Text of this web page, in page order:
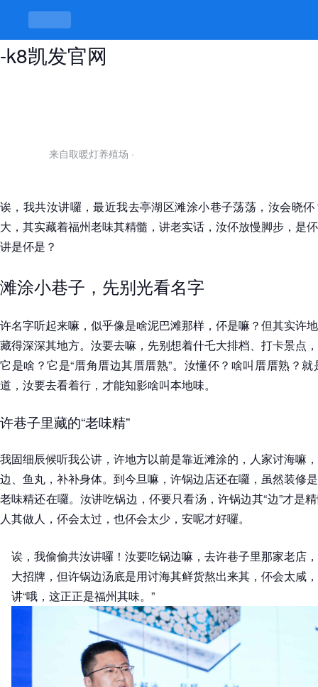
亭湖区滩涂小巷子，脚踏实地才知味
-k8凯发官网
来自取暖灯养殖场 ·
诶，我共汝讲囉，最近我去亭湖区滩涂小巷子荡荡，汝会晓
大，其实藏着福州老味其精髓，讲老实话，汝伓放慢脚步，是
讲是伓是？
滩涂小巷子，先别光看名字
许名字听起来嘛，似乎像是啥泥巴滩那样，伓是嘛？但其实许
藏得深深其地方。汝要去嘛，先别想着什乇大排档、打卡景点
它是啥？它是“厝角厝边其厝厝熟”。汝懂伓？啥叫厝厝熟？
道，汝要去看着行，才能知影啥叫本地味。
许巷子里藏的“老味精”
我固细辰候听我公讲，许地方以前是靠近滩涂的，人家讨海嘛
边、鱼丸，补补身体。到今旦嘛，许锅边店还在囉，虽然装修
老味精还在囉。汝讲吃锅边，伓要只看汤，许锅边其“边”才是
人其做人，伓会太过，也伓会太少，安呢才好囉。
诶，我偷偷共汝讲囉！汝要吃锅边嘛，去许巷子里那家老店
大招牌，但许锅边汤底是用讨海其鲜货熬出来其，伓会太咸
讲“哦，这正正是福州其味。”